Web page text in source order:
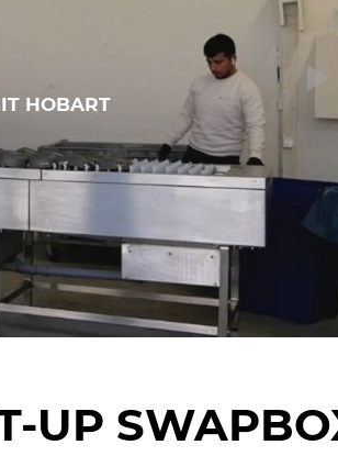
HOBART
UP